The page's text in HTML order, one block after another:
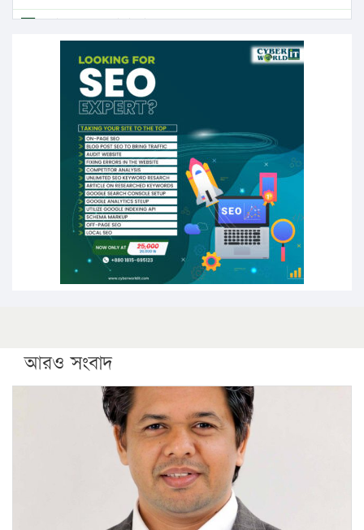
এবার লঞ্চের ভাড়া বাড়ল
১৭ থেকে ২১ শতাংশ বিদ্যুতের দাম বাড়ানোর প্রস্তাব পিডিবির
১৬ মে চাঁদপুর ও ২৫ মে ফেনী সফরে যাবেন প্রধানমন্ত্রী
উচ্চশিক্ষায় গৌরবময় অর্জন: পূর্ণ স্কলারশিপে যুক্তরাষ্ট্রে
পিএইচডি করছেন কুয়েটের কৃতি…
সারা দেশে বজ্রাঘাতে ১৪ জনের প্রাণহানি
কঠোর হচ্ছে এসএসসি ও এইচএসসি পরীক্ষা
ফরিদগঞ্জে আগুনে পুড়লো ৬ ব্যবসা প্রতিষ্ঠান
আরও সংবাদ